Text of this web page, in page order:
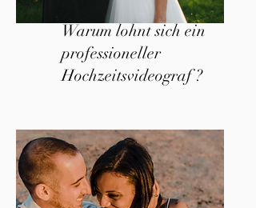
Warum lohnt sich ein
professioneller
Hochzeitsvideograf ?